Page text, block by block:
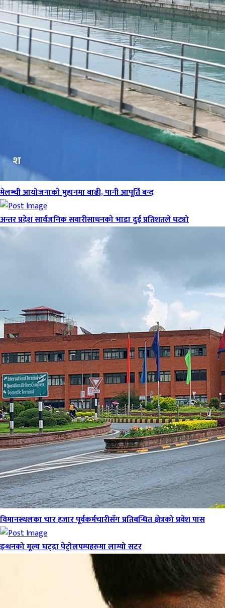
मेलम्ची आयोजनाको मुहानमा बाढी, पानी आपूर्ति बन्द
अन्तर प्रदेश सार्वजनिक सवारीसाधनको भाडा दुई प्रतिशतले घट्यो
विमानस्थलका चार हजार पूर्वकर्मचारीसँग प्रतिबन्धित क्षेत्रको प्रवेश पास
इन्धनको मूल्य घट्दा पेट्रोलपम्पहरुमा लाग्यो सटर